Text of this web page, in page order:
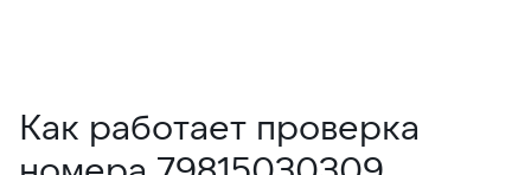
Как работает проверка